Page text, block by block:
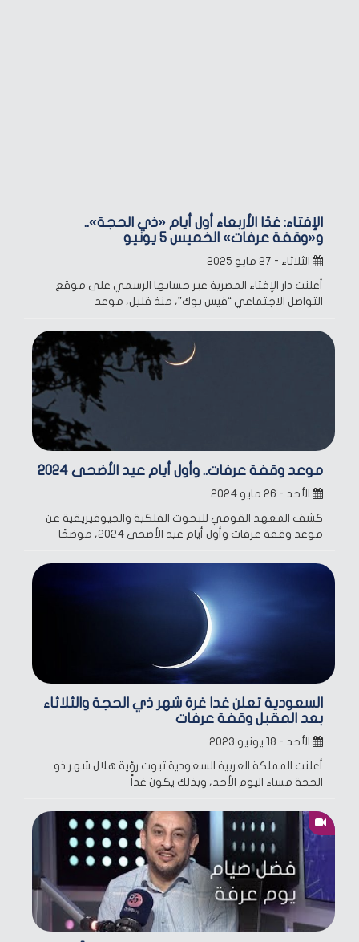
الإفتاء: غدًا الأربعاء أول أيام «ذي الحجة»..
و«وقفة عرفات» الخميس 5 يونيو
الثلاثاء - ٢٧ مايو ٢٠٢٥
أعلنت دار الإفتاء المصرية عبر حسابها الرسمي على موقع
التواصل الاجتماعي “فيس بوك”، منذ قليل، موعد
موعد وقفة عرفات.. وأول أيام عيد الأضحى 2024
الأحد - ٢٦ مايو ٢٠٢٤
كشف المعهد القومي للبحوث الفلكية والجيوفيزيقية عن
موعد وقفة عرفات وأول أيام عيد الأضحى 2024، موضحًا
السعودية تعلن غدا غرة شهر ذي الحجة والثلاثاء
بعد المقبل وقفة عرفات
الأحد - ١٨ يونيو ٢٠٢٣
أعلنت المملكة العربية السعودية ثبوت رؤية هلال شهر ذو
الحجة مساء اليوم الأحد، وبذلك يكون غداً